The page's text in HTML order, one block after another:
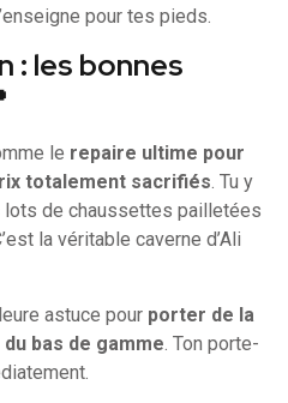
pour tes pieds.
: les bonnes
le repaire ultime pour
totalement sacrifiés. Tu y
de chaussettes pailletées
la véritable caverne d’Ali
astuce pour porter de la
bas de gamme . Ton porte-